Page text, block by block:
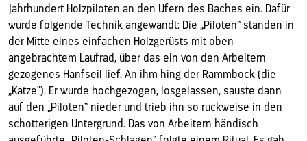
Jahrhundert Holzpiloten an den Ufern des Baches ein. Dafür
wurde folgende Technik angewandt: Die „Piloten“ standen in
der Mitte eines einfachen Holzgerüsts mit oben
angebrachtem Laufrad, über das ein von den Arbeitern
gezogenes Hanfseil lief. An ihm hing der Rammbock (die
„Katze“). Er wurde hochgezogen, losgelassen, sauste dann
auf den „Piloten“ nieder und trieb ihn so ruckweise in den
schotterigen Untergrund. Das von Arbeitern händisch